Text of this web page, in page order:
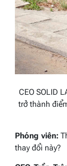
CEO SOLID
trở thành
Phóng viên:
thay đổi này?